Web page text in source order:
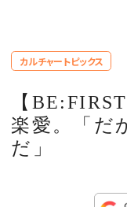
LIFESTYLE
CULTURE
カルチャートピックス
【
楽愛。「だ
だ」